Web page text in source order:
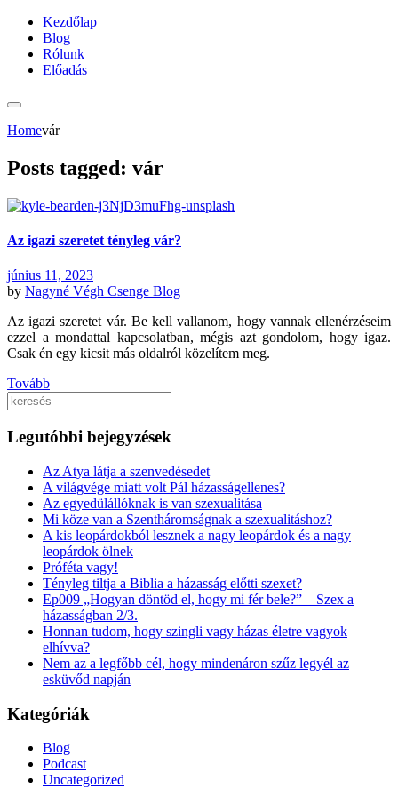
Kezdőlap
Blog
Rólunk
Előadás
Homevár
Posts tagged: vár
Az igazi szeretet tényleg vár?
június 11, 2023
by Nagyné Végh Csenge Blog
Az igazi szeretet vár. Be kell vallanom, hogy vannak ellenérzéseim
ezzel a mondattal kapcsolatban, mégis azt gondolom, hogy igaz.
Csak én egy kicsit más oldalról közelítem meg.
Tovább
Keresés
Legutóbbi bejegyzések
Az Atya látja a szenvedésedet
A világvége miatt volt Pál házasságellenes?
Az egyedülállóknak is van szexualitása
Mi köze van a Szentháromságnak a szexualitáshoz?
A kis leopárdokból lesznek a nagy leopárdok és a nagy
leopárdok ölnek
Próféta vagy!
Tényleg tiltja a Biblia a házasság előtti szexet?
Ep009 „Hogyan döntöd el, hogy mi fér bele?” – Szex a
házasságban 2/3.
Honnan tudom, hogy szingli vagy házas életre vagyok
elhívva?
Nem az a legfőbb cél, hogy mindenáron szűz legyél az
esküvőd napján
Kategóriák
Blog
Podcast
Uncategorized